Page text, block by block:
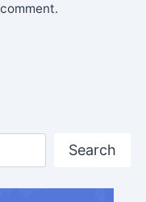
Search